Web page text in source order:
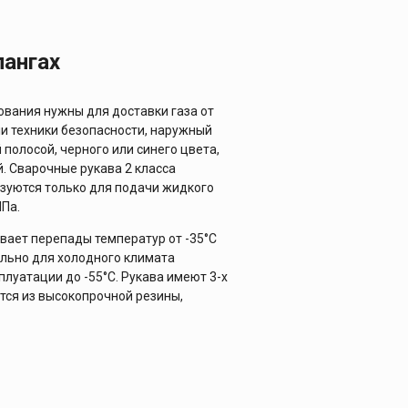
нужны для доставки газа от
техники безопасности, наружный
черного или синего цвета,
Сварочные рукава 2 класса
только для подачи жидкого
перепады температур от -35°С
для холодного климата
до -55°С. Рукава имеют 3-х
из высокопрочной резины,